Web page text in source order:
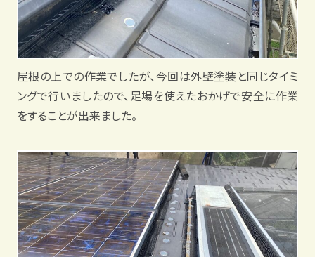
屋根の上での作業でしたが、今回は外壁塗装と同じタイミ
ングで行いましたので、足場を使えたおかげで安全に作業
をすることが出来ました。